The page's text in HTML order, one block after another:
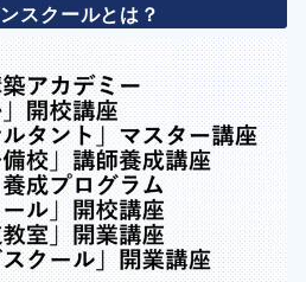
スクールとは？